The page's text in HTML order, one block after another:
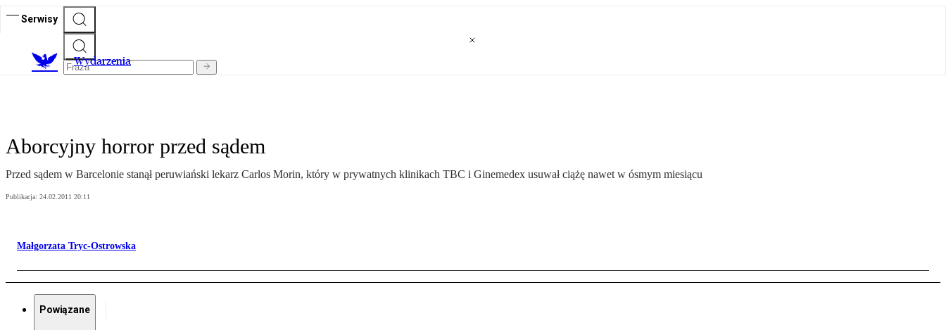
Serwisy
Wydarzenia
Aborcyjny horror przed sądem
Przed sądem w Barcelonie stanął peruwiański lekarz Carlos Morin, który w prywatnych klinikach TBC i Ginemedex usuwał ciążę nawet w ósmym miesiącu
Publikacja: 24.02.2011 20:11
Małgorzata Tryc-Ostrowska
Powiązane